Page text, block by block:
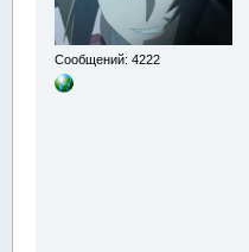
Сообщений: 4222